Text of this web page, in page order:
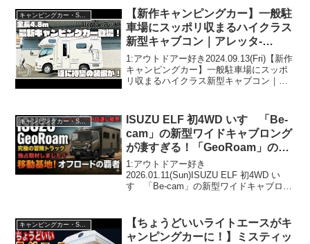
キャンピングカー・SUV人気車種
【新作キャンピングカー】一般駐
車場にスッポリ収まるハイクラス
新型キャブコン｜アレッタ-
Aletta-最速先行公開！
1:アウトドアー好き2024.09.13(Fri)【新作
キャンピングカー】一般駐車場にスッポ
リ収まるハイクラス新型キャブコン｜ア
トドアー好き2024.09....
キャンピングカー・SUV人気車種
ISUZU ELF 初4WD いすゞ「Be-
cam」の新型ワイドキャブロング
が凄すぎる！「GeoRoam」の内
外装紹介！
1:アウトドアー好き
2026.01.11(Sun)ISUZU ELF 初4WD い
すゞ「Be-cam」の新型ワイドキャブロン
いで！！2:アウトドアー好き2026....
キャンピングカー・SUV人気車種
【ちょうどいいライトエースがキ
ャンピングカーに！】ミスティッ